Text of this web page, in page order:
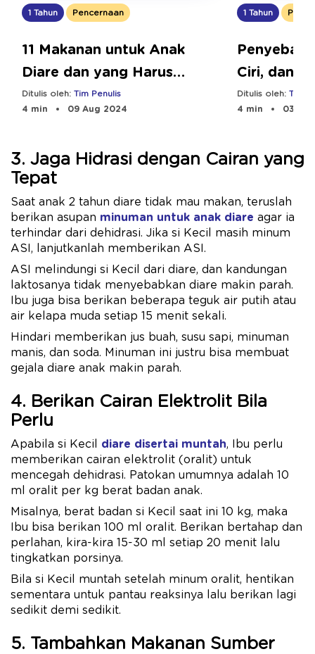
1 Tahun Pencernaan
11 Makanan untuk Anak
Diare dan yang Harus
Dihindari
Ditulis oleh: Tim Penulis
4 min
09 Aug 2024
1 Tahun
Penyebab
Ciri, dan
Ditulis oleh: Tim
4 min
03
3. Jaga Hidrasi dengan Cairan yang
Tepat
Saat anak 2 tahun diare tidak mau makan, teruslah
berikan asupan minuman untuk anak diare agar ia
terhindar dari dehidrasi. Jika si Kecil masih minum
ASI, lanjutkanlah memberikan ASI.
ASI melindungi si Kecil dari diare, dan kandungan
laktosanya tidak menyebabkan diare makin parah.
Ibu juga bisa berikan beberapa teguk air putih atau
air kelapa muda setiap 15 menit sekali.
Hindari memberikan jus buah, susu sapi, minuman
manis, dan soda. Minuman ini justru bisa membuat
gejala diare anak makin parah.
4. Berikan Cairan Elektrolit Bila
Perlu
Apabila si Kecil diare disertai muntah, Ibu perlu
memberikan cairan elektrolit (oralit) untuk
mencegah dehidrasi. Patokan umumnya adalah 10
ml oralit per kg berat badan anak.
Misalnya, berat badan si Kecil saat ini 10 kg, maka
Ibu bisa berikan 100 ml oralit. Berikan bertahap dan
perlahan, kira-kira 15-30 ml setiap 20 menit lalu
tingkatkan porsinya.
Bila si Kecil muntah setelah minum oralit, hentikan
sementara untuk pantau reaksinya lalu berikan lagi
sedikit demi sedikit.
5. Tambahkan Makanan Sumber